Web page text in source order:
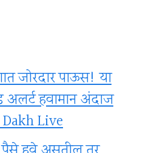
जोरदार पाऊस! या
अलर्ट हवामान अंदाज
Live